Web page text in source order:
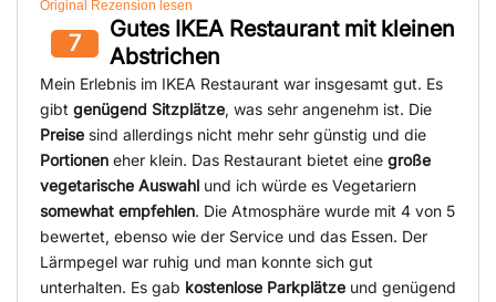
Original Rezension lesen
7
Gutes IKEA Restaurant mit kleinen
Abstrichen
Mein Erlebnis im IKEA Restaurant war insgesamt gut. Es
gibt genügend Sitzplätze, was sehr angenehm ist. Die
Preise sind allerdings nicht mehr sehr günstig und die
Portionen eher klein. Das Restaurant bietet eine große
vegetarische Auswahl und ich würde es Vegetariern
somewhat empfehlen. Die Atmosphäre wurde mit 4 von 5
bewertet, ebenso wie der Service und das Essen. Der
Lärmpegel war ruhig und man konnte sich gut
unterhalten. Es gab kostenlose Parkplätze und genügend